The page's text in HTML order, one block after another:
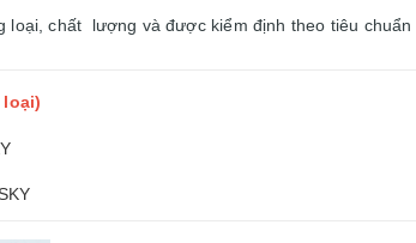
chất lượng và được kiểm định theo tiêu chuẩn